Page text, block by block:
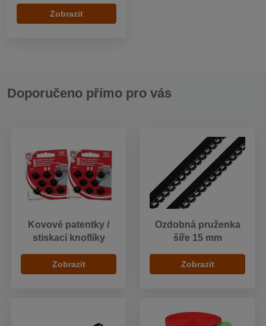
Zobrazit
Doporučeno přímo pro vás
Kovové patentky /
stiskací knoflíky
Zobrazit
Ozdobná pruženka
šíře 15 mm
Zobrazit